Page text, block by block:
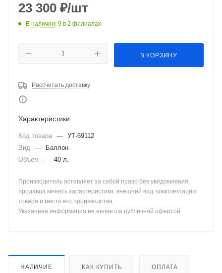
23 300 ₽/шт
В наличии: 9 в 2 филиалах
В КОРЗИНУ
Рассчитать доставку
Характеристики
Код товара — УТ-69112
Вид —
Баллон
Объем
— 40 л.
Производитель оставляет за собой право без уведомления
продавца менять характеристики, внешний вид, комплектацию
товара и место его производства.
Указанная информация не является публичной офертой
НАЛИЧИЕ КАК КУПИТЬ ОПЛАТА